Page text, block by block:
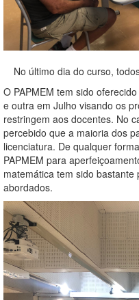
No último dia do curso,
O PAPMEM tem sido
e outra em Julho visando os
restringem aos docentes. No
percebido que a maioria dos
licenciatura. De qualquer
PAPMEM para
matemática tem sido
abordados.